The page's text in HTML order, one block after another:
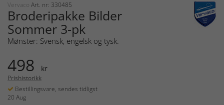
Vervaco Art. nr: 330485
Broderipakke Bilder
Sommer 3-pk
Mønster: Svensk, engelsk og tysk.
498 kr
Prishistorikk
Bestillingsvare, sendes tidligst
20 Aug